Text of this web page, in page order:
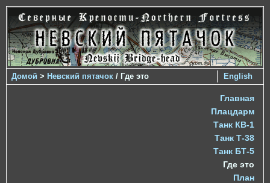
English
Домой > Невский пятачок / Где это
Главная
Плацдарм
Танк КВ-1
Танк Т-38
Танк БТ-5
Где это
План